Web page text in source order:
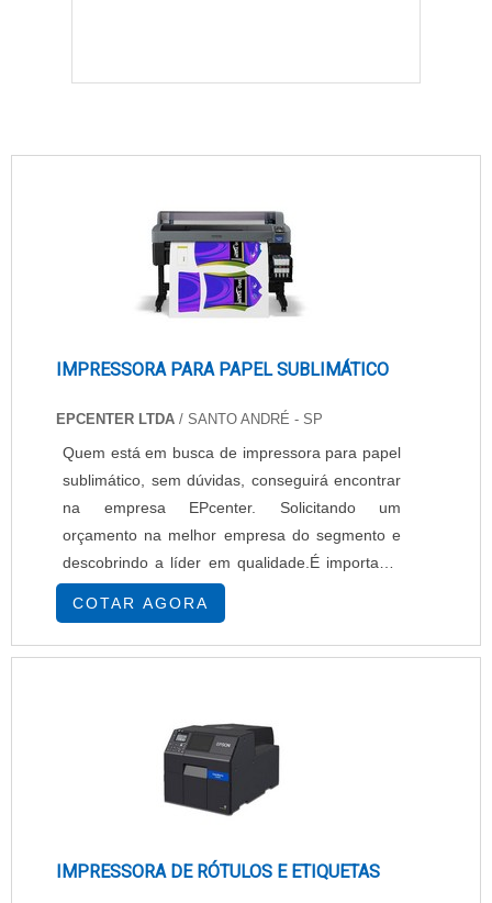
IMPRESSORA PARA PAPEL SUBLIMÁTICO
EPCENTER LTDA / SANTO ANDRÉ - SP
Quem está em busca de impressora para papel
sublimático, sem dúvidas, conseguirá encontrar
na empresa EPcenter. Solicitando um
orçamento na melhor empresa do segmento e
descobrindo a líder em qualidade.É importante
lembrar que o produto deve sempre ser
adquirido com empresas especializadas no
segmento. Esse tipo de cuidado ajuda a garantir
COTAR AGORA
IMPRESSORA DE RÓTULOS E ETIQUETAS